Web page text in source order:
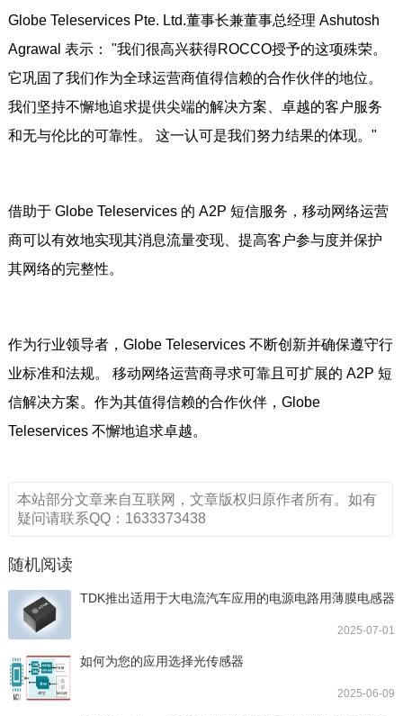
Globe Teleservices Pte. Ltd.董事长兼董事总经理 Ashutosh
Agrawal 表示： "我们很高兴获得ROCCO授予的这项殊荣。
它巩固了我们作为全球运营商值得信赖的合作伙伴的地位。
我们坚持不懈地追求提供尖端的解决方案、卓越的客户服务
和无与伦比的可靠性。 这一认可是我们努力结果的体现。"
借助于 Globe Teleservices 的 A2P 短信服务，移动网络运营
商可以有效地实现其消息流量变现、提高客户参与度并保护
其网络的完整性。
作为行业领导者，Globe Teleservices 不断创新并确保遵守行
业标准和法规。 移动网络运营商寻求可靠且可扩展的 A2P 短
信解决方案。作为其值得信赖的合作伙伴，Globe
Teleservices 不懈地追求卓越。
本站部分文章来自互联网，文章版权归原作者所有。如有
疑问请联系QQ：1633373438
随机阅读
TDK推出适用于大电流汽车应用的电源电路用薄膜电感器
2025-07-01
如何为您的应用选择光传感器
2025-06-09